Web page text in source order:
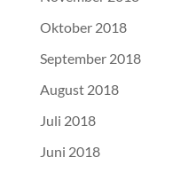
Oktober 2018
September 2018
August 2018
Juli 2018
Juni 2018